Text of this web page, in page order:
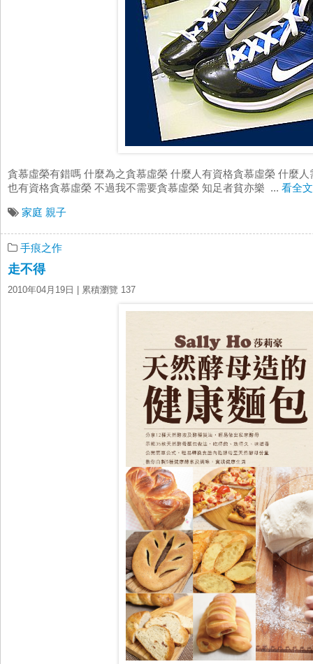
貪慕虛榮有錯嗎 什麼為之貪慕虛榮 什麼人有資格貪慕虛榮 什麼
也有資格貪慕虛榮 不過我不需要貪慕虛榮 知足者貧亦樂 ... 看全文
家庭 親子
手痕之作
走不得
2010年04月19日 | 累積瀏覽 137